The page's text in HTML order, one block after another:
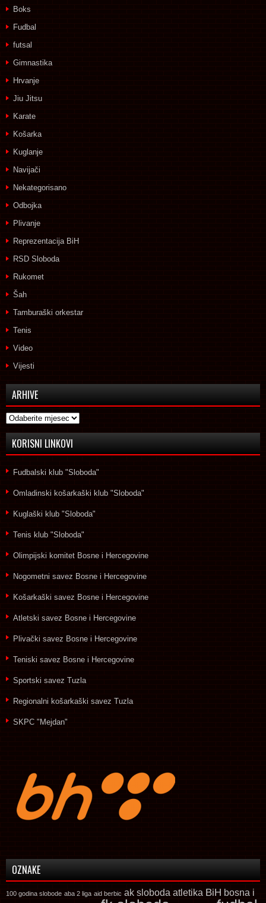
Boks
Fudbal
futsal
Gimnastika
Hrvanje
Jiu Jitsu
Karate
Košarka
Kuglanje
Navijači
Nekategorisano
Odbojka
Plivanje
Reprezentacija BiH
RSD Sloboda
Rukomet
Šah
Tamburaški orkestar
Tenis
Video
Vijesti
ARHIVE
Arhive
KORISNI LINKOVI
Fudbalski klub "Sloboda"
Omladinski košarkaški klub "Sloboda"
Kuglaški klub "Sloboda"
Tenis klub "Sloboda"
Olimpijski komitet Bosne i Hercegovine
Nogometni savez Bosne i Hercegovine
Košarkaški savez Bosne i Hercegovine
Atletski savez Bosne i Hercegovine
Plivački savez Bosne i Hercegovine
Teniski savez Bosne i Hercegovine
Sportski savez Tuzla
Regionalni košarkaški savez Tuzla
SKPC "Mejdan"
OZNAKE
100 godina slobode aba 2 liga aid berbic ak sloboda atletika BiH bosna i